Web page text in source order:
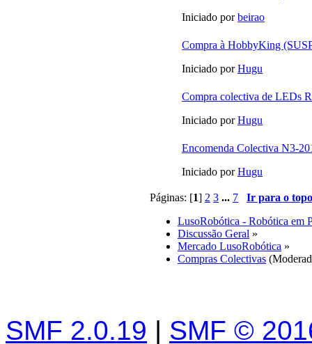
Iniciado porbeirao
Compra à HobbyKing
Iniciado porHugu
Compra colectiva de LEDs
Iniciado porHugu
Encomenda Colectiva N3-
Iniciado porHugu
Páginas: [1] 2 3 ... 7
Ir para o topo
LusoRobótica - Robótica em
Discussão Geral »
Mercado LusoRobótica »
Compras Colectivas
SMF 2.0.19 | SMF ©